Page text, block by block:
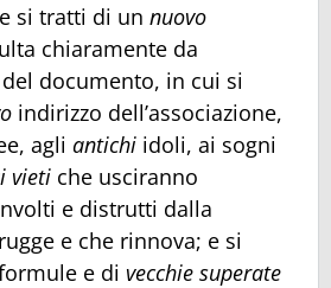
si tratti di un nuovo
chiaramente da
documento, in cui si
indirizzo dell’associazione,
agli antichi idoli, ai sogni
vieti che usciranno
e distrutti dalla
e che rinnova; e si
e di vecchie superate